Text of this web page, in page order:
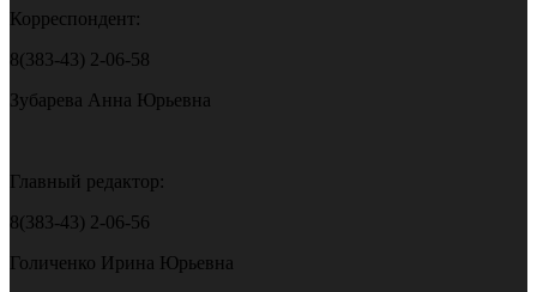
Корреспондент:
8(383-43) 2-06-58
Зубарева Анна Юрьевна
Главный редактор:
8(383-43) 2-06-56
Голиченко Ирина Юрьевна